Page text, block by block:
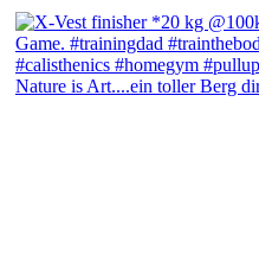
Nature is Art....ein toller Berg